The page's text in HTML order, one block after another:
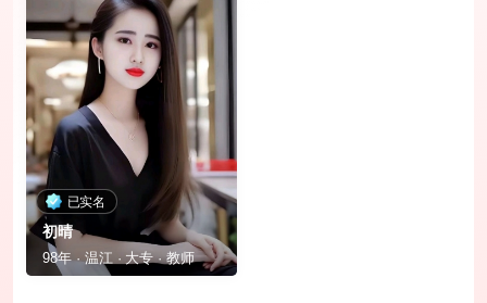
已实名
初晴
98年 · 温江 · 大专 · 教师